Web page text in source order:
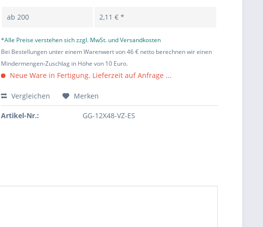
ab200 2,11 € *
*Alle Preise verstehen sich zzgl. MwSt. und Versandkosten
Bei Bestellungen unter einem Warenwert von 46 € netto berechnen wir einen
Mindermengen-Zuschlag in Höhe von 10 Euro.
Neue Ware in Fertigung. Lieferzeit auf Anfrage ...
Vergleichen Merken
Artikel-Nr.: GG-12X48-VZ-ES